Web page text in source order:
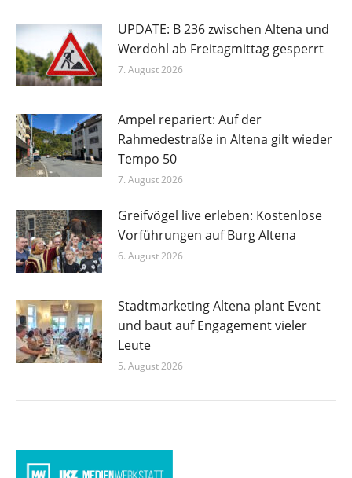
UPDATE: B 236 zwischen Altena und
Werdohl ab Freitagmittag gesperrt
7. August 2026
Ampel repariert: Auf der
Rahmedestraße in Altena gilt wieder
Tempo 50
7. August 2026
Greifvögel live erleben: Kostenlose
Vorführungen auf Burg Altena
6. August 2026
Stadtmarketing Altena plant Event
und baut auf Engagement vieler
Leute
5. August 2026